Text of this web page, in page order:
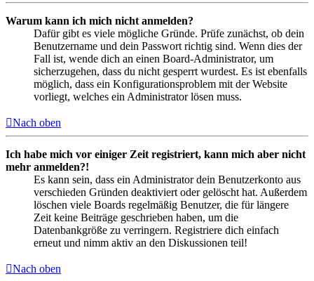
Warum kann ich mich nicht anmelden?
Dafür gibt es viele mögliche Gründe. Prüfe zunächst, ob dein
Benutzername und dein Passwort richtig sind. Wenn dies der
Fall ist, wende dich an einen Board-Administrator, um
sicherzugehen, dass du nicht gesperrt wurdest. Es ist ebenfalls
möglich, dass ein Konfigurationsproblem mit der Website
vorliegt, welches ein Administrator lösen muss.
Nach oben
Ich habe mich vor einiger Zeit registriert, kann mich aber nicht
mehr anmelden?!
Es kann sein, dass ein Administrator dein Benutzerkonto aus
verschieden Gründen deaktiviert oder gelöscht hat. Außerdem
löschen viele Boards regelmäßig Benutzer, die für längere
Zeit keine Beiträge geschrieben haben, um die
Datenbankgröße zu verringern. Registriere dich einfach
erneut und nimm aktiv an den Diskussionen teil!
Nach oben